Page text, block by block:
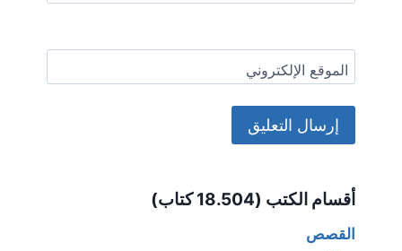
الموقع الإلكتروني
أقسام الكتب (18.504 كتاب)
القصص